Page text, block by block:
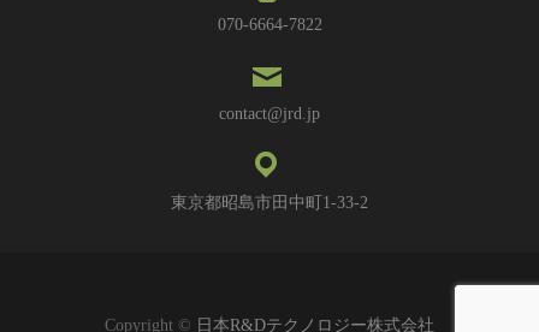
070-6664-7822
contact@jrd.jp
東京都昭島市田中町1-33-2
Copyright © 日本R&Dテクノロジー株式会社